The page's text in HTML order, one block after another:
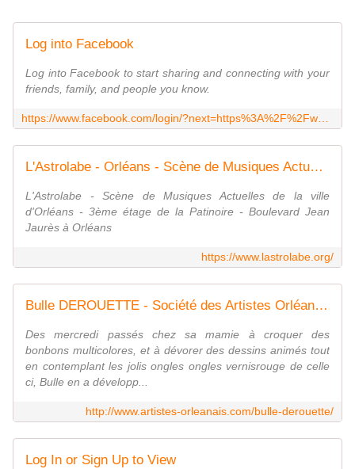
Log into Facebook
Log into Facebook to start sharing and connecting with your
friends, family, and people you know.
L'Astrolabe - Orléans - Scène de Musiques Actuelles
L'Astrolabe - Scène de Musiques Actuelles de la ville
d'Orléans - 3ème étage de la Patinoire - Boulevard Jean
Jaurès à Orléans
https://www.lastrolabe.org/
Bulle DEROUETTE - Société des Artistes Orléanais
Des mercredi passés chez sa mamie à croquer des
bonbons multicolores, et à dévorer des dessins animés tout
en contemplant les jolis ongles ongles vernisrouge de celle
ci, Bulle en a développ...
http://www.artistes-orleanais.com/bulle-derouette/
Log In or Sign Up to View